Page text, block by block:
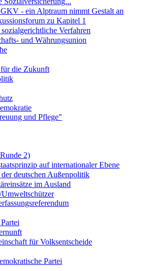
- ein Alptraum nimmt Gestalt an
zu Kapitel 1
Verfahren
und Währungsunion
die Zukunft
und Pflege"
2)
auf internationaler Ebene
deutschen Außenpolitik
im Ausland
für Volksentscheide
Partei